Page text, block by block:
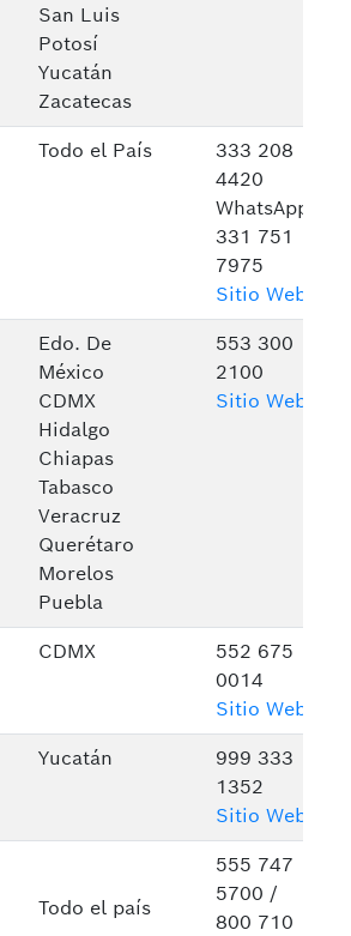
San Luis
Potosí
Yucatán
Zacatecas
Todo el País
333 208
4420
WhatsApp:
331 751
7975
Sitio Web
Edo. De
México
CDMX
Hidalgo
Chiapas
Tabasco
Veracruz
Querétaro
Morelos
Puebla
553 300
2100
Sitio Web
CDMX
552 675
0014
Sitio Web
Yucatán
999 333
1352
Sitio Web
Todo el país
555 747
5700 /
800 710